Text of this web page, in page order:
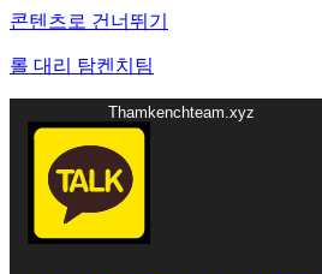
콘텐츠로 건너뛰기
롤 대리 탐켄치팀
Thamkenchteam.xyz